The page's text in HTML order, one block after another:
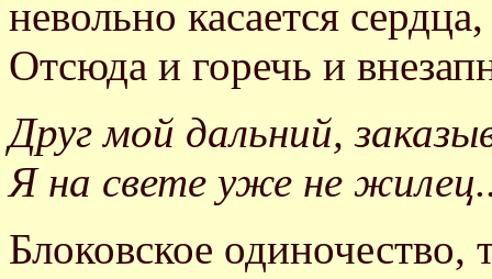
невольно касается
Отсюда и горечь и
Друг мой дальний,
Я на свете уже не
Блоковское одиночество,